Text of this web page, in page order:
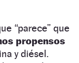
“parece” que
propensos
y diésel.